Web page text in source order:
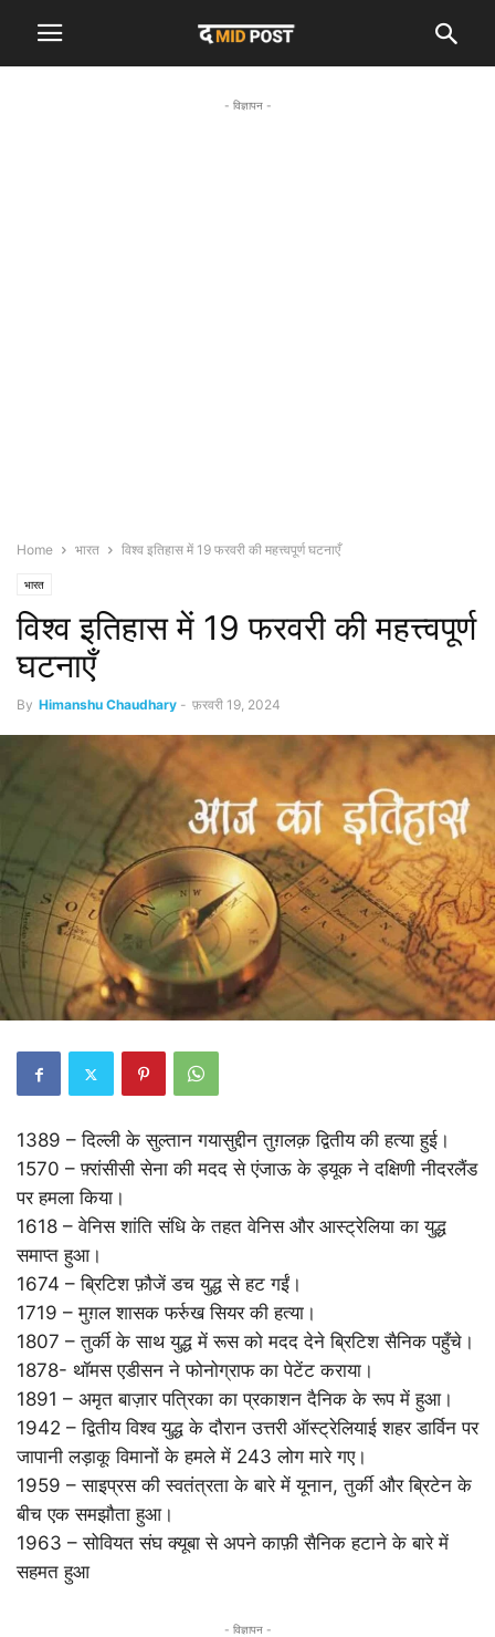
- विज्ञापन -
Home भारत विश्व इतिहास में 19 फरवरी की महत्त्वपूर्ण घटनाएँ
भारत
विश्व इतिहास में 19 फरवरी की महत्त्वपूर्ण
घटनाएँ
By Himanshu Chaudhary - फ़रवरी 19, 2024
1389 – दिल्ली के सुल्तान गयासुद्दीन तुग़लक़ द्वितीय की हत्या हुई।
1570 – फ़्रांसीसी सेना की मदद से एंजाऊ के ड्यूक ने दक्षिणी नीदरलैंड
पर हमला किया।
1618 – वेनिस शांति संधि के तहत वेनिस और आस्ट्रेलिया का युद्ध
समाप्त हुआ।
1674 – ब्रिटिश फ़ौजें डच युद्ध से हट गईं।
1719 – मुग़ल शासक फर्रुख सियर की हत्या।
1807 – तुर्की के साथ युद्ध में रूस को मदद देने ब्रिटिश सैनिक पहुँचे।
1878- थॉमस एडीसन ने फोनोग्राफ का पेटेंट कराया।
1891 – अमृत बाज़ार पत्रिका का प्रकाशन दैनिक के रूप में हुआ।
1942 – द्वितीय विश्व युद्ध के दौरान उत्तरी ऑस्ट्रेलियाई शहर डार्विन पर
जापानी लड़ाकू विमानों के हमले में 243 लोग मारे गए।
1959 – साइप्रस की स्वतंत्रता के बारे में यूनान, तुर्की और ब्रिटेन के
बीच एक समझौता हुआ।
1963 – सोवियत संघ क्यूबा से अपने काफ़ी सैनिक हटाने के बारे में
सहमत हुआ
- विज्ञापन -